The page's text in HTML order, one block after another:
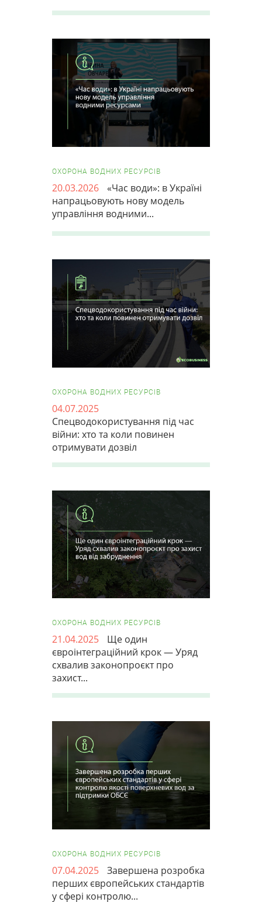
ОХОРОНА ВОДНИХ РЕСУРСІВ
20.03.2026
«Час води»: в Україні
напрацьовують нову модель
управління водними...
ОХОРОНА ВОДНИХ РЕСУРСІВ
04.07.2025
Спецводокористування під час
війни: хто та коли повинен
отримувати дозвіл
ОХОРОНА ВОДНИХ РЕСУРСІВ
21.04.2025
Ще один
євроінтеграційний крок — Уряд
схвалив законопроєкт про
захист...
ОХОРОНА ВОДНИХ РЕСУРСІВ
07.04.2025
Завершена розробка
перших європейських стандартів
у сфері контролю...